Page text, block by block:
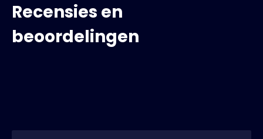
Recensies en
beoordelingen